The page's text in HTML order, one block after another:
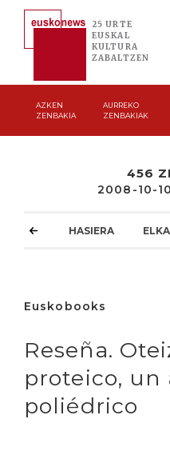
25 URTE
EUSKAL
KULTURA
ZABALTZEN
AZKEN
ZENBAKIA
AURREKO
ZENBAKIAK
456
2008-10-
HASIERA
Euskobooks
Reseña.
proteico, un
poliédrico